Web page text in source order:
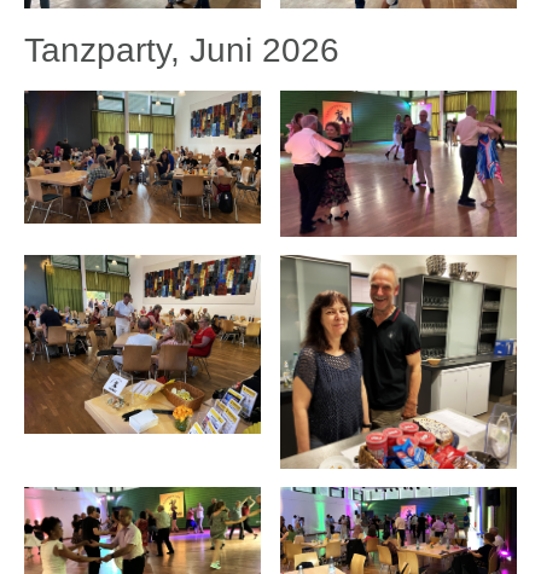
Tanzparty, Juni 2026